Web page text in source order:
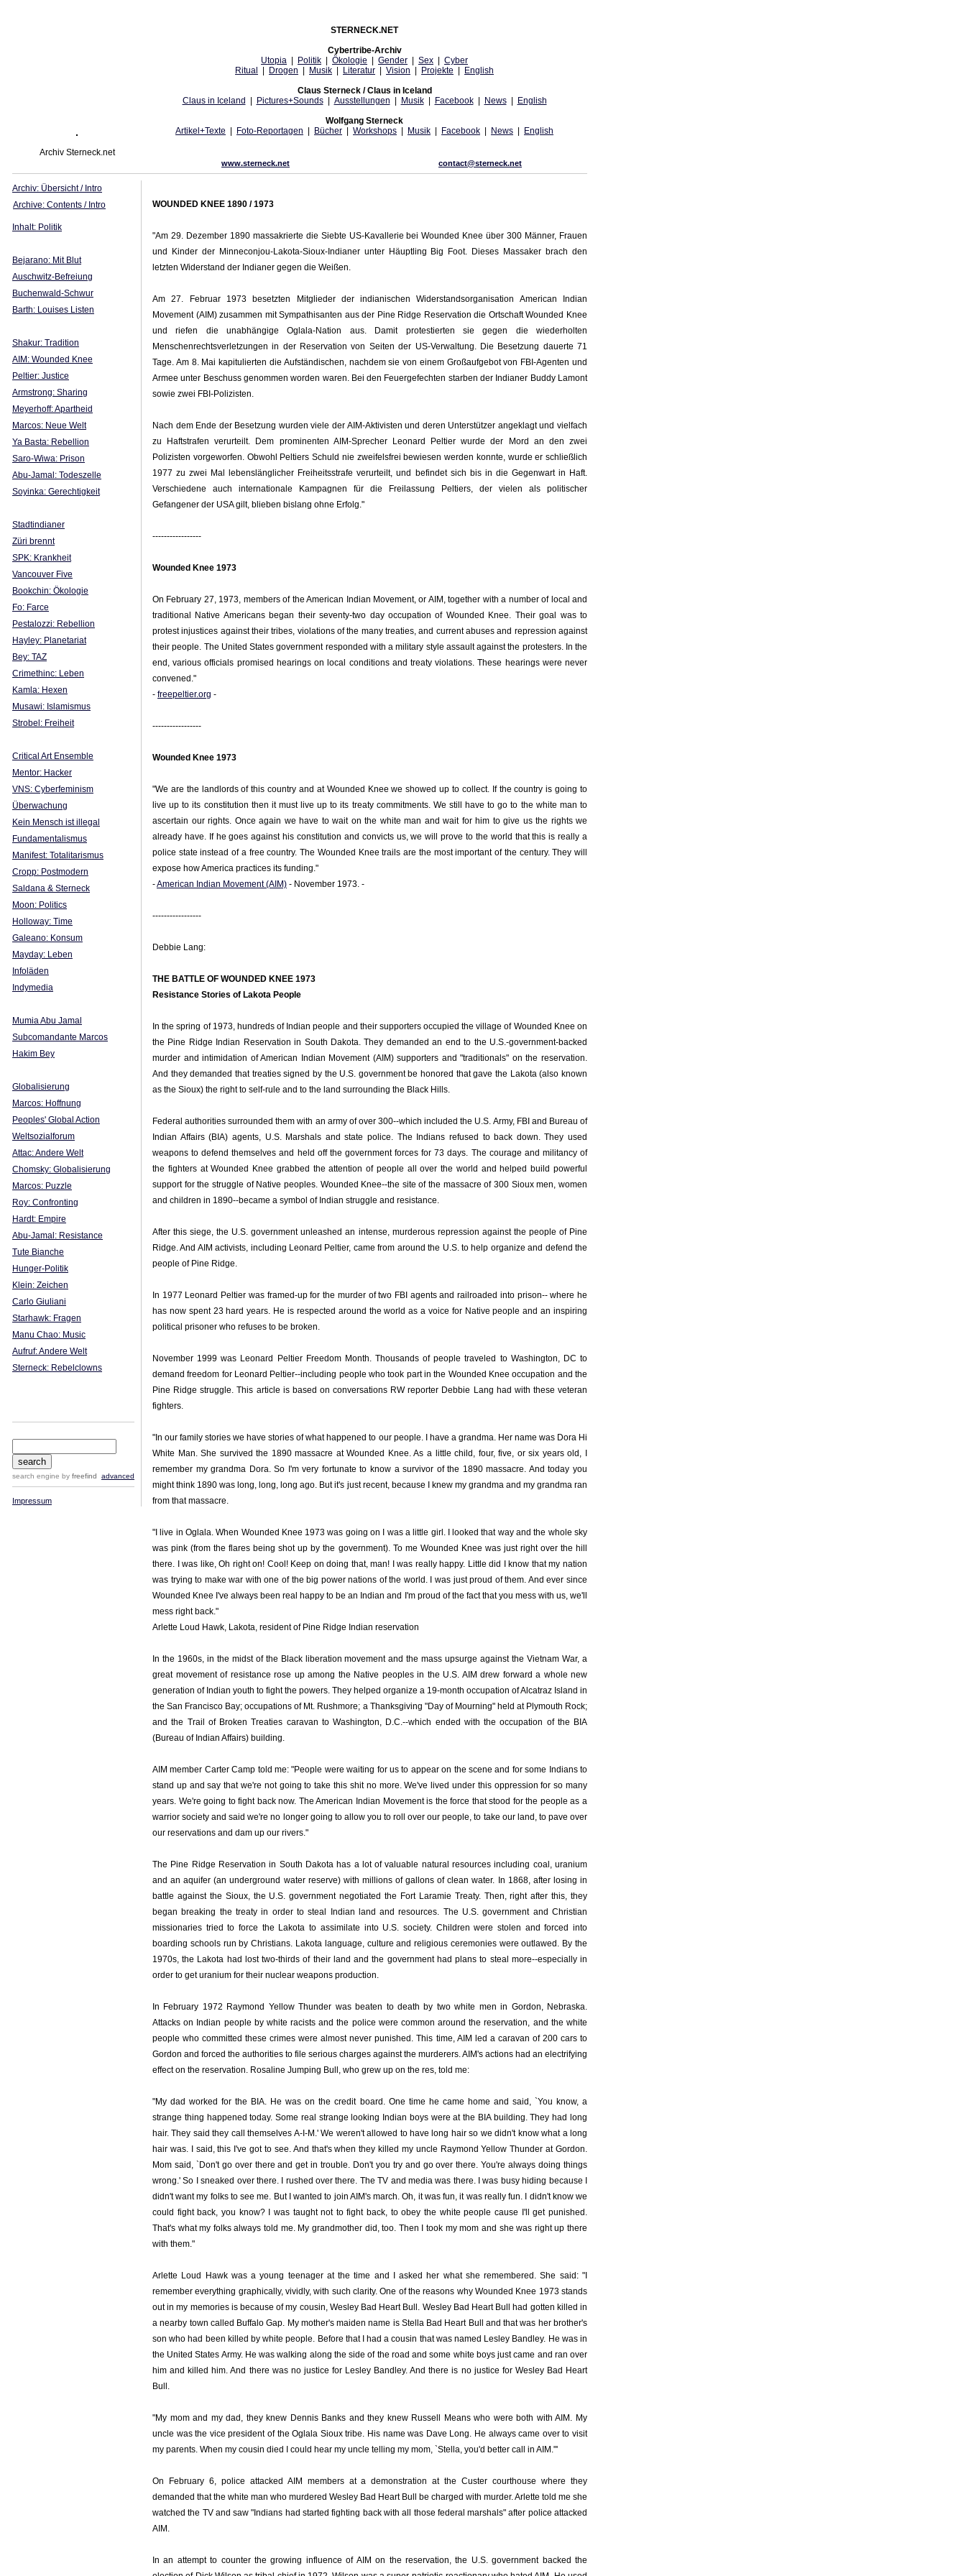
STERNECK.NET
Cybertribe-Archiv
Utopia
Politik Ökologie Gender Sex
Cyber
Ritual
Drogen Musik Literatur Vision Projekte
English
Claus Sterneck / Claus in Iceland
Claus in Iceland
Pictures+Sounds| Ausstellungen Musik| Facebook| News|
English
Wolfgang Sterneck
Artikel+Texte
Foto-Reportagen Bücher Workshops Musik Facebook News English
Archiv Sterneck.net
www.sterneck.net contact@sterneck.net
Archiv: Übersicht / Intro
Archive: Contents / Intro
Inhalt: Politik
Bejarano: Mit Blut
Auschwitz-Befreiung
Buchenwald-Schwur
Barth: Louises Listen
Shakur: Tradition
AIM: Wounded Knee
Peltier: Justice
Armstrong: Sharing
Meyerhoff: Apartheid
Marcos: Neue Welt
Ya Basta: Rebellion
Saro-Wiwa: Prison
Abu-Jamal: Todeszelle
Soyinka: Gerechtigkeit
Stadtindianer
Züri brennt
SPK: Krankheit
Vancouver Five
Bookchin: Ökologie
Fo: Farce
Pestalozzi: Rebellion
Hayley: Planetariat
Bey: TAZ
Crimethinc: Leben
Kamla: Hexen
Musawi: Islamismus
Strobel: Freiheit
Critical Art Ensemble
Mentor: Hacker
VNS: Cyberfeminism
Überwachung
Kein Mensch ist illegal
Fundamentalismus
Manifest: Totalitarismus
Cropp: Postmodern
Saldana & Sterneck
Moon: Politics
Holloway: Time
Galeano: Konsum
Mayday: Leben
Infoläden
Indymedia
Mumia Abu Jamal
Subcomandante Marcos
Hakim Bey
Globalisierung
Marcos: Hoffnung
Peoples' Global Action
Weltsozialforum
Attac: Andere Welt
Chomsky: Globalisierung
Marcos: Puzzle
Roy: Confronting
Hardt: Empire
Abu-Jamal: Resistance
Tute Bianche
Hunger-Politik
Klein: Zeichen
Carlo Giuliani
Starhawk: Fragen
Manu Chao: Music
Aufruf: Andere Welt
Sterneck: Rebelclowns
search engine by freefind advanced
Impressum
WOUNDED KNEE 1890 / 1973
"Am 29. Dezember 1890 massakrierte die Siebte US-Kavallerie bei Wounded Knee über 300 Männer, Frauen
und Kinder der Minneconjou-Lakota-Sioux-Indianer unter Häuptling Big Foot. Dieses Massaker brach den
letzten Widerstand der Indianer gegen die Weißen.
Am 27. Februar 1973 besetzten Mitglieder der indianischen Widerstandsorganisation American Indian
Movement (AIM) zusammen mit Sympathisanten aus der Pine Ridge Reservation die Ortschaft Wounded Knee
und riefen die unabhängige Oglala-Nation aus. Damit protestierten sie gegen die wiederholten
Menschenrechtsverletzungen in der Reservation von Seiten der US-Verwaltung. Die Besetzung dauerte 71
Tage. Am 8. Mai kapitulierten die Aufständischen, nachdem sie von einem Großaufgebot von FBI-Agenten und
Armee unter Beschuss genommen worden waren. Bei den Feuergefechten starben der Indianer Buddy Lamont
sowie zwei FBI-Polizisten.
Nach dem Ende der Besetzung wurden viele der AIM-Aktivisten und deren Unterstützer angeklagt und vielfach
zu Haftstrafen verurteilt. Dem prominenten AIM-Sprecher Leonard Peltier wurde der Mord an den zwei
Polizisten vorgeworfen. Obwohl Peltiers Schuld nie zweifelsfrei bewiesen werden konnte, wurde er schließlich
1977 zu zwei Mal lebenslänglicher Freiheitsstrafe verurteilt, und befindet sich bis in die Gegenwart in Haft.
Verschiedene auch internationale Kampagnen für die Freilassung Peltiers, der vielen als politischer
Gefangener der USA gilt, blieben bislang ohne Erfolg."
-----------------
Wounded Knee 1973
On February 27, 1973, members of the American Indian Movement, or AIM, together with a number of local and
traditional Native Americans began their seventy-two day occupation of Wounded Knee. Their goal was to
protest injustices against their tribes, violations of the many treaties, and current abuses and repression against
their people. The United States government responded with a military style assault against the protesters. In the
end, various officials promised hearings on local conditions and treaty violations. These hearings were never
convened."
- freepeltier.org -
-----------------
Wounded Knee 1973
"We are the landlords of this country and at Wounded Knee we showed up to collect. If the country is going to
live up to its constitution then it must live up to its treaty commitments. We still have to go to the white man to
ascertain our rights. Once again we have to wait on the white man and wait for him to give us the rights we
already have. If he goes against his constitution and convicts us, we will prove to the world that this is really a
police state instead of a free country. The Wounded Knee trails are the most important of the century. They will
expose how America practices its funding."
-American Indian Movement (AIM) - November 1973. -
-----------------
Debbie Lang:
THE BATTLE OF WOUNDED KNEE 1973
Resistance Stories of Lakota People
In the spring of 1973, hundreds of Indian people and their supporters occupied the village of Wounded Knee on
the Pine Ridge Indian Reservation in South Dakota. They demanded an end to the U.S.-government-backed
murder and intimidation of American Indian Movement (AIM) supporters and "traditionals" on the reservation.
And they demanded that treaties signed by the U.S. government be honored that gave the Lakota (also known
as the Sioux) the right to self-rule and to the land surrounding the Black Hills.
Federal authorities surrounded them with an army of over 300--which included the U.S. Army, FBI and Bureau of
Indian Affairs (BIA) agents, U.S. Marshals and state police. The Indians refused to back down. They used
weapons to defend themselves and held off the government forces for 73 days. The courage and militancy of
the fighters at Wounded Knee grabbed the attention of people all over the world and helped build powerful
support for the struggle of Native peoples. Wounded Knee--the site of the massacre of 300 Sioux men, women
and children in 1890--became a symbol of Indian struggle and resistance.
After this siege, the U.S. government unleashed an intense, murderous repression against the people of Pine
Ridge. And AIM activists, including Leonard Peltier, came from around the U.S. to help organize and defend the
people of Pine Ridge.
In 1977 Leonard Peltier was framed-up for the murder of two FBI agents and railroaded into prison-- where he
has now spent 23 hard years. He is respected around the world as a voice for Native people and an inspiring
political prisoner who refuses to be broken.
November 1999 was Leonard Peltier Freedom Month. Thousands of people traveled to Washington, DC to
demand freedom for Leonard Peltier--including people who took part in the Wounded Knee occupation and the
Pine Ridge struggle. This article is based on conversations RW reporter Debbie Lang had with these veteran
fighters.
"In our family stories we have stories of what happened to our people. I have a grandma. Her name was Dora Hi
White Man. She survived the 1890 massacre at Wounded Knee. As a little child, four, five, or six years old, I
remember my grandma Dora. So I'm very fortunate to know a survivor of the 1890 massacre. And today you
might think 1890 was long, long, long ago. But it's just recent, because I knew my grandma and my grandma ran
from that massacre.
"I live in Oglala. When Wounded Knee 1973 was going on I was a little girl. I looked that way and the whole sky
was pink (from the flares being shot up by the government). To me Wounded Knee was just right over the hill
there. I was like, Oh right on! Cool! Keep on doing that, man! I was really happy. Little did I know that my nation
was trying to make war with one of the big power nations of the world. I was just proud of them. And ever since
Wounded Knee I've always been real happy to be an Indian and I'm proud of the fact that you mess with us, we'll
mess right back."
Arlette Loud Hawk, Lakota, resident of Pine Ridge Indian reservation
In the 1960s, in the midst of the Black liberation movement and the mass upsurge against the Vietnam War, a
great movement of resistance rose up among the Native peoples in the U.S. AIM drew forward a whole new
generation of Indian youth to fight the powers. They helped organize a 19-month occupation of Alcatraz Island in
the San Francisco Bay; occupations of Mt. Rushmore; a Thanksgiving "Day of Mourning" held at Plymouth Rock;
and the Trail of Broken Treaties caravan to Washington, D.C.--which ended with the occupation of the BIA
(Bureau of Indian Affairs) building.
AIM member Carter Camp told me: "People were waiting for us to appear on the scene and for some Indians to
stand up and say that we're not going to take this shit no more. We've lived under this oppression for so many
years. We're going to fight back now. The American Indian Movement is the force that stood for the people as a
warrior society and said we're no longer going to allow you to roll over our people, to take our land, to pave over
our reservations and dam up our rivers."
The Pine Ridge Reservation in South Dakota has a lot of valuable natural resources including coal, uranium
and an aquifer (an underground water reserve) with millions of gallons of clean water. In 1868, after losing in
battle against the Sioux, the U.S. government negotiated the Fort Laramie Treaty. Then, right after this, they
began breaking the treaty in order to steal Indian land and resources. The U.S. government and Christian
missionaries tried to force the Lakota to assimilate into U.S. society. Children were stolen and forced into
boarding schools run by Christians. Lakota language, culture and religious ceremonies were outlawed. By the
1970s, the Lakota had lost two-thirds of their land and the government had plans to steal more--especially in
order to get uranium for their nuclear weapons production.
In February 1972 Raymond Yellow Thunder was beaten to death by two white men in Gordon, Nebraska.
Attacks on Indian people by white racists and the police were common around the reservation, and the white
people who committed these crimes were almost never punished. This time, AIM led a caravan of 200 cars to
Gordon and forced the authorities to file serious charges against the murderers. AIM's actions had an electrifying
effect on the reservation. Rosaline Jumping Bull, who grew up on the res, told me:
"My dad worked for the BIA. He was on the credit board. One time he came home and said, `You know, a
strange thing happened today. Some real strange looking Indian boys were at the BIA building. They had long
hair. They said they call themselves A-I-M.' We weren't allowed to have long hair so we didn't know what a long
hair was. I said, this I've got to see. And that's when they killed my uncle Raymond Yellow Thunder at Gordon.
Mom said, `Don't go over there and get in trouble. Don't you try and go over there. You're always doing things
wrong.' So I sneaked over there. I rushed over there. The TV and media was there. I was busy hiding because I
didn't want my folks to see me. But I wanted to join AIM's march. Oh, it was fun, it was really fun. I didn't know we
could fight back, you know? I was taught not to fight back, to obey the white people cause I'll get punished.
That's what my folks always told me. My grandmother did, too. Then I took my mom and she was right up there
with them."
Arlette Loud Hawk was a young teenager at the time and I asked her what she remembered. She said: "I
remember everything graphically, vividly, with such clarity. One of the reasons why Wounded Knee 1973 stands
out in my memories is because of my cousin, Wesley Bad Heart Bull. Wesley Bad Heart Bull had gotten killed in
a nearby town called Buffalo Gap. My mother's maiden name is Stella Bad Heart Bull and that was her brother's
son who had been killed by white people. Before that I had a cousin that was named Lesley Bandley. He was in
the United States Army. He was walking along the side of the road and some white boys just came and ran over
him and killed him. And there was no justice for Lesley Bandley. And there is no justice for Wesley Bad Heart
Bull.
"My mom and my dad, they knew Dennis Banks and they knew Russell Means who were both with AIM. My
uncle was the vice president of the Oglala Sioux tribe. His name was Dave Long. He always came over to visit
my parents. When my cousin died I could hear my uncle telling my mom, `Stella, you'd better call in AIM."'
On February 6, police attacked AIM members at a demonstration at the Custer courthouse where they
demanded that the white man who murdered Wesley Bad Heart Bull be charged with murder. Arlette told me she
watched the TV and saw "Indians had started fighting back with all those federal marshals" after police attacked
AIM.
In an attempt to counter the growing influence of AIM on the reservation, the U.S. government backed the